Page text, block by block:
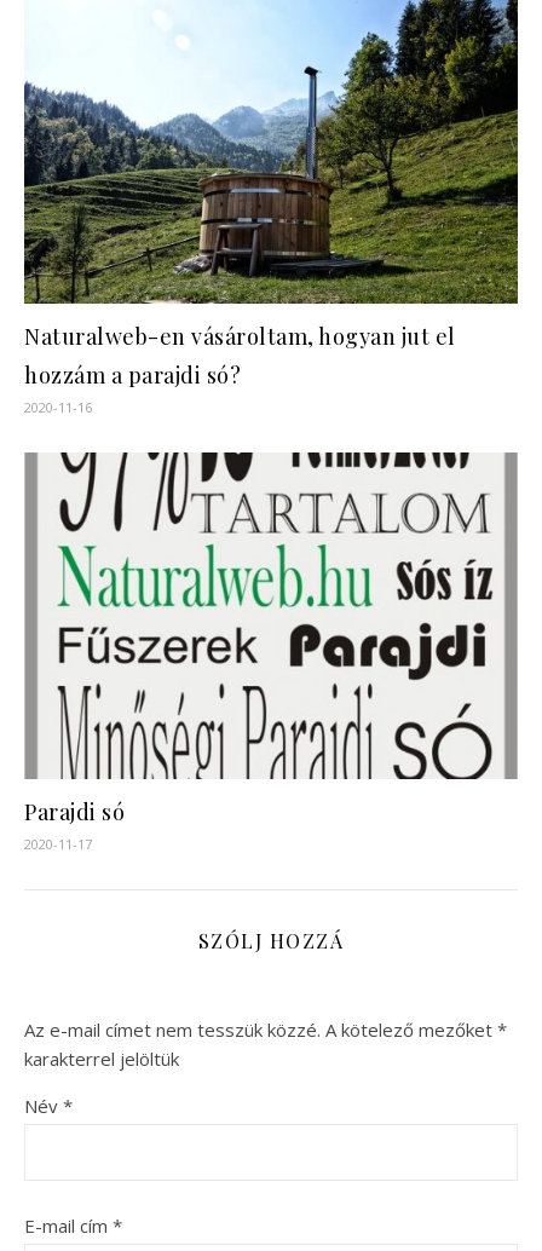
Naturalweb-en vásároltam, hogyan jut el
hozzám a parajdi só?
2020-11-16
Parajdi só
2020-11-17
SZÓLJ HOZZÁ
Az e-mail címet nem tesszük közzé. A kötelező mezőket *
karakterrel jelöltük
Név *
E-mail cím *